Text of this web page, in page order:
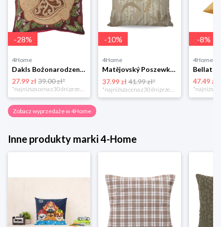
-28%
4Home
Dakls Bożonarodzeniowa poszewka na poduszkę Angel red, 40 x 40 cm 4-Home
27.99 zł39.00 zł*
*najniższa cena z 30 dni przed obniżką
-10%
4Home
Matějovský Poszewka na poduszkę Solei, 40 x 40 cm
37.99 zł 41.99 zł*
*najniższa cena z 30 dni przed obniżką
-8%
4Home
47.49 zł
Zobacz wyprzedaże w 4Home
Inne produkty marki 4-Home